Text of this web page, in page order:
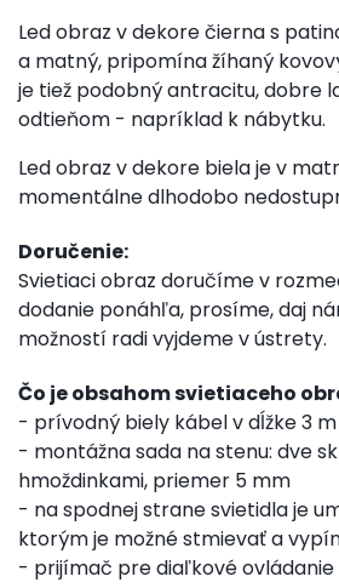
Led obraz v dekore čierna s
a matný, pripomína žíhaný
je tiež podobný antracitu, dobre
odtieňom - napríklad k nábytku.
Led obraz v dekore biela je v
momentálne dlhodobo
Doručenie:
Svietiaci obraz doručíme v
dodanie ponáhľa, prosíme, daj
možností radi vyjdeme v ústrety.
Čo je obsahom svietiaceho
- prívodný biely kábel v dĺžke 3 m
- montážna sada na stenu: dve
hmoždinkami, priemer 5 mm
- na spodnej strane svietidla je
ktorým je možné stmievať a
- prijímač pre diaľkové